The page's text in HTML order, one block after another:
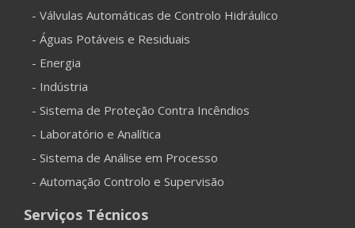
- Válvulas Automáticas de Controlo Hidráulico
- Águas Potáveis e Residuais
- Energia
- Indústria
- Sistema de Proteção Contra Incêndios
- Laboratório e Analítica
- Sistema de Análise em Processo
- Automação Controlo e Supervisão
Serviços Técnicos